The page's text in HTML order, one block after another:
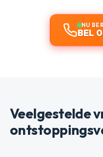
NU
BEL
Veelgestelde